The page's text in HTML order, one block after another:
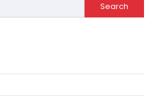
Search